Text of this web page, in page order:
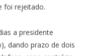
foi rejeitado.
a presidente
dando prazo de dois